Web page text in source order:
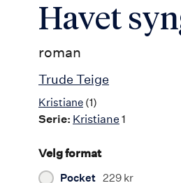
Havet
roman
Trude Teige
Kristiane (1)
Serie: Kristiane 1
Velg format
Pocket 229 kr